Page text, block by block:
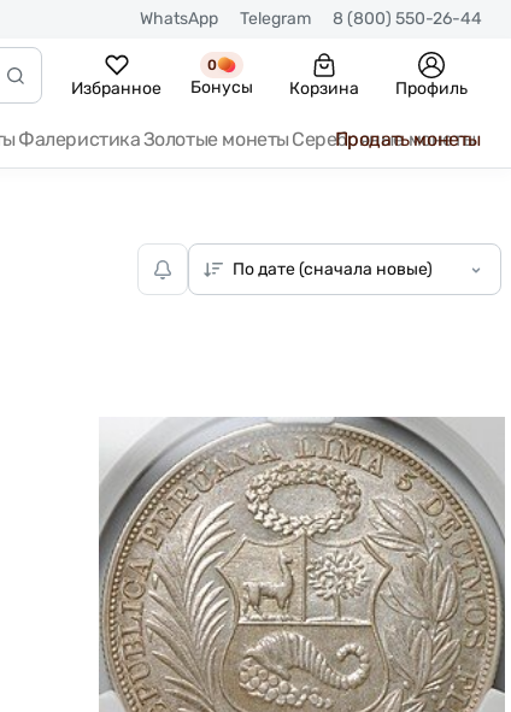
WhatsApp Telegram 8 (800) 550-26-44
Избранное
0
Бонусы Корзина Профиль
ФалеристикаЗолотые монеты Серебряные монеты
Продать монеты